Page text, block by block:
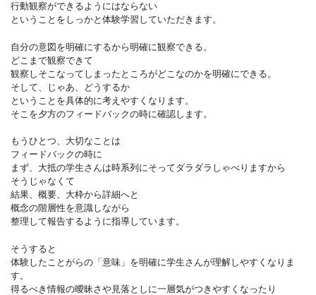
行動観察ができるようにはならない
ということをしっかと体験学習していただきます。
自分の意図を明確にするから明確に観察できる。
どこまで観察できて
観察しそこなってしまったところがどこなのかを明確にできる。
そして、じゃあ、どうするか
ということを具体的に考えやすくなります。
そこを夕方のフィードバックの時に確認します。
もうひとつ、大切なことは
フィードバックの時に
まず、大抵の学生さんは時系列にそってダラダラしゃべりますから
そうじゃなくて
結果、概要、大枠から詳細へと
概念の階層性を意識しながら
整理して報告するように指導しています。
そうすると
体験したことがらの「意味」を明確に学生さんが理解しやすくなりま
す。
得るべき情報の曖昧さや見落としに一層気がつきやすくなったり